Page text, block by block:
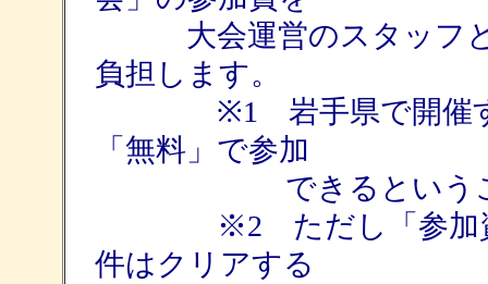
大会運営のスタッフと
負担します。
※1 岩手県で開催する
「無料」で参加
できるというこ
※2 ただし「参加資格
件はクリアする